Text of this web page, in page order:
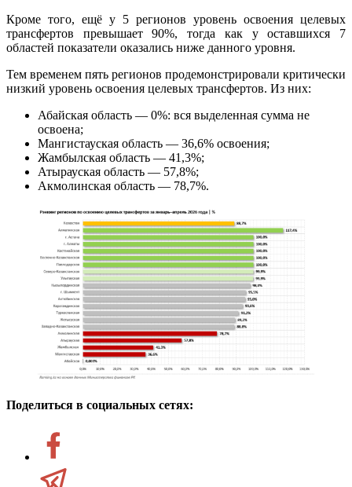
Кроме того, ещё у 5 регионов уровень освоения целевых
трансфертов превышает 90%, тогда как у оставшихся 7
областей показатели оказались ниже данного уровня.
Тем временем пять регионов продемонстрировали критически
низкий уровень освоения целевых трансфертов. Из них:
Абайская область — 0%: вся выделенная сумма не
освоена;
Мангистауская область — 36,6% освоения;
Жамбылская область — 41,3%;
Атырауская область — 57,8%;
Акмолинская область — 78,7%.
Поделиться в социальных сетях: